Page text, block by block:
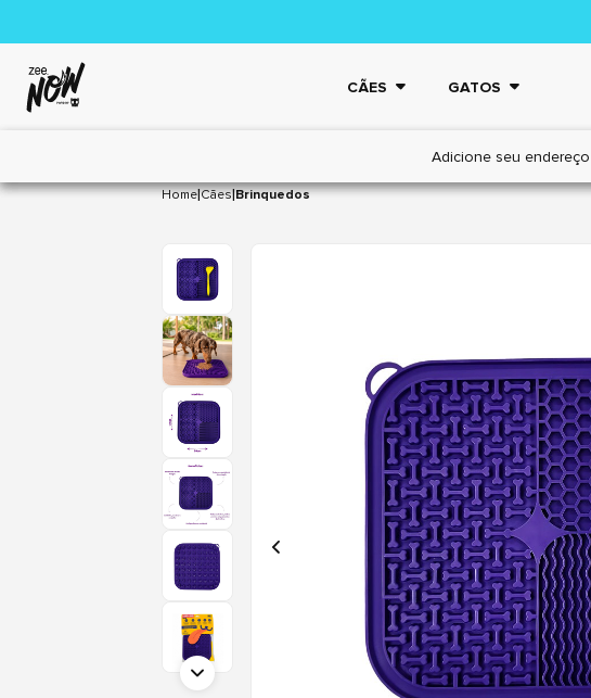
CÃES GATOS
Adicione seu
Home|Cães|Brinquedos